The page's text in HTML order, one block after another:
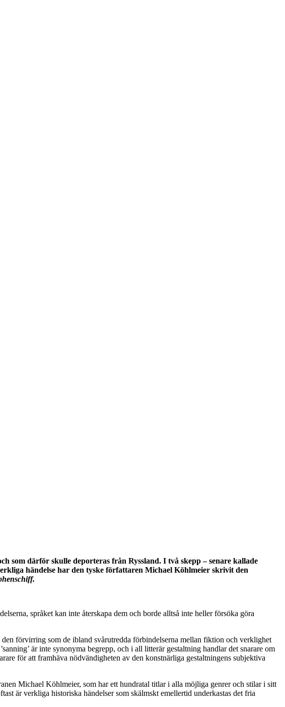
som därför skulle deporteras från Ryssland. I två skepp – senare kallade
händelse har den tyske författaren Michael Köhlmeier skrivit den
språket kan inte återskapa dem och borde alltså inte heller försöka göra
förvirring som de ibland svårutredda förbindelserna mellan fiktion och verklighet
är inte synonyma begrepp, och i all litterär gestaltning handlar det snarare om
för att framhäva nödvändigheten av den konstnärliga gestaltningens subjektiva
Michael Köhlmeier, som har ett hundratal titlar i alla möjliga genrer och stilar i sitt
är verkliga historiska händelser som skälmskt emellertid underkastas det fria